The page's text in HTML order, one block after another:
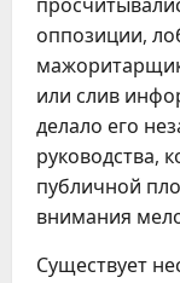
оппозиции,
или слив
делало его
руководства,
публичной
внимания
Существует